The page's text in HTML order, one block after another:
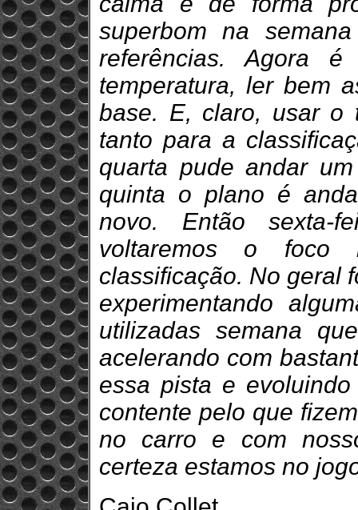
superbom na
referências. Agora
temperatura, ler bem
base. E, claro, usar o
tanto para a
quarta pude andar
quinta o plano é
novo. Então sexta-
voltaremos o
classificação. No geral
experimentando
utilizadas semana
acelerando com
essa pista e
contente pelo que
no carro e com
certeza estamos no